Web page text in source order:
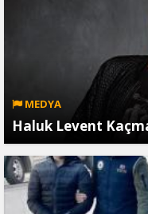
MEDYA
Haluk Levent